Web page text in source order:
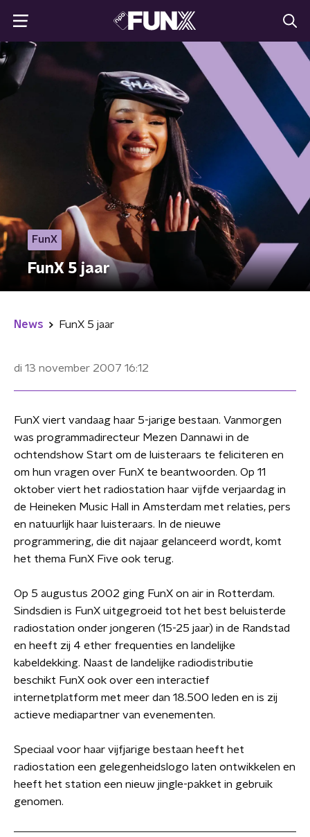
FunX
FunX 5 jaar
News FunX 5 jaar
di 13 november 2007 16:12
FunX viert vandaag haar 5-jarige bestaan. Vanmorgen
was programmadirecteur Mezen Dannawi in de
ochtendshow Start om de luisteraars te feliciteren en
om hun vragen over FunX te beantwoorden. Op 11
oktober viert het radiostation haar vijfde verjaardag in
de Heineken Music Hall in Amsterdam met relaties, pers
en natuurlijk haar luisteraars. In de nieuwe
programmering, die dit najaar gelanceerd wordt, komt
het thema FunX Five ook terug.
Op 5 augustus 2002 ging FunX on air in Rotterdam.
Sindsdien is FunX uitgegroeid tot het best beluisterde
radiostation onder jongeren (15-25 jaar) in de Randstad
en heeft zij 4 ether frequenties en landelijke
kabeldekking. Naast de landelijke radiodistributie
beschikt FunX ook over een interactief
internetplatform met meer dan 18.500 leden en is zij
actieve mediapartner van evenementen.
Speciaal voor haar vijfjarige bestaan heeft het
radiostation een gelegenheidslogo laten ontwikkelen en
heeft het station een nieuw jingle-pakket in gebruik
genomen.